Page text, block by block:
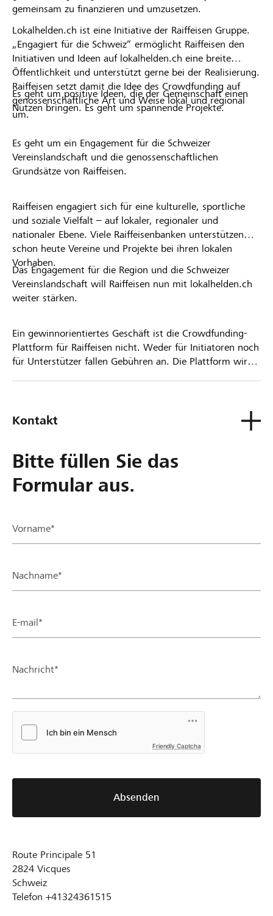
gemeinsam zu finanzieren und umzusetzen.
Lokalhelden.ch ist eine Initiative der Raiffeisen Gruppe.
„Engagiert für die Schweiz“ ermöglicht Raiffeisen den
Initiativen und Ideen auf lokalhelden.ch eine breite
Öffentlichkeit und unterstützt gerne bei der Realisierung.
Raiffeisen setzt damit die Idee des Crowdfunding auf
genossenschaftliche Art und Weise lokal und regional
um.
Es geht um positive Ideen, die der Gemeinschaft einen
Nutzen bringen. Es geht um spannende Projekte.
Es geht um ein Engagement für die Schweizer
Vereinslandschaft und die genossenschaftlichen
Grundsätze von Raiffeisen.
Raiffeisen engagiert sich für eine kulturelle, sportliche
und soziale Vielfalt – auf lokaler, regionaler und
nationaler Ebene. Viele Raiffeisenbanken unterstützen
schon heute Vereine und Projekte bei ihren lokalen
Vorhaben.
Das Engagement für die Region und die Schweizer
Vereinslandschaft will Raiffeisen nun mit lokalhelden.ch
weiter stärken.
Ein gewinnorientiertes Geschäft ist die Crowdfunding-
Plattform für Raiffeisen nicht. Weder für Initiatoren noch
für Unterstützer fallen Gebühren an. Die Plattform wird
Kontakt
Bitte füllen Sie das
Formular aus.
Vorname*
Nachname*
E-mail*
Nachricht*
Friendly Captcha
Absenden
Route Principale 51
2824 Vicques
Schweiz
Telefon +41324361515